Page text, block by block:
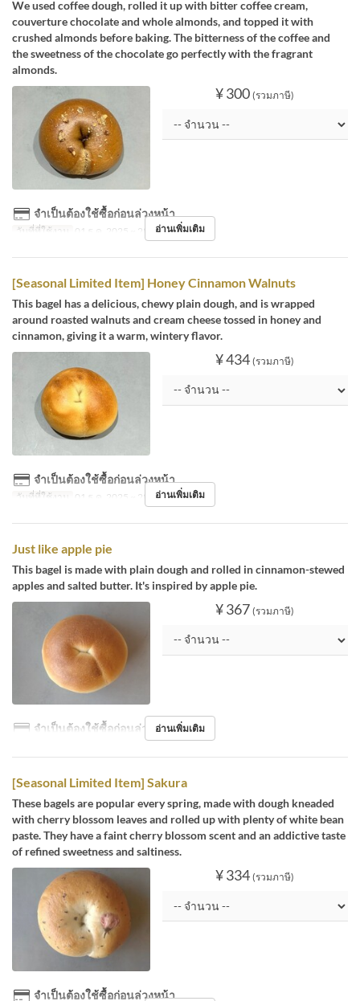
We used coffee dough, rolled it up with bitter coffee cream,
couverture chocolate and whole almonds, and topped it with
crushed almonds before baking. The bitterness of the coffee and
the sweetness of the chocolate go perfectly with the fragrant
almonds.
¥ 300 (รวมภาษี)
จำเป็นต้องใช้ซื้อก่อนล่วงหน้า
วันที่ที่ใช้งาน 01 ธ.ค. 2025 ~ 28 ก.พ.อ่านเพิ่มเติม
[Seasonal Limited Item] Honey Cinnamon Walnuts
This bagel has a delicious, chewy plain dough, and is wrapped
around roasted walnuts and cream cheese tossed in honey and
cinnamon, giving it a warm, wintery flavor.
¥ 434 (รวมภาษี)
จำเป็นต้องใช้ซื้อก่อนล่วงหน้า
วันที่ที่ใช้งาน 01 ธ.ค. 2025 ~ 28 ก.พ.อ่านเพิ่มเติม
Just like apple pie
This bagel is made with plain dough and rolled in cinnamon-stewed
apples and salted butter. It's inspired by apple pie.
¥ 367 (รวมภาษี)
จำเป็นต้องใช้ซื้อก่อนล่วงหน้าอ่านเพิ่มเติม
[Seasonal Limited Item] Sakura
These bagels are popular every spring, made with dough kneaded
with cherry blossom leaves and rolled up with plenty of white bean
paste. They have a faint cherry blossom scent and an addictive taste
of refined sweetness and saltiness.
¥ 334 (รวมภาษี)
จำเป็นต้องใช้ซื้อก่อนล่วงหน้า